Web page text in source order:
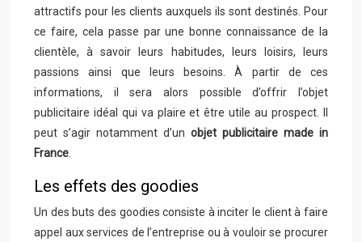
attractifs pour les clients auxquels ils sont destinés. Pour
ce faire, cela passe par une bonne connaissance de la
clientèle, à savoir leurs habitudes, leurs loisirs, leurs
passions ainsi que leurs besoins. À partir de ces
informations, il sera alors possible d’offrir l’objet
publicitaire idéal qui va plaire et être utile au prospect. Il
peut s’agir notamment d’un objet publicitaire made in
France
Les effets des goodies
Un des buts des goodies consiste à inciter le client à faire
appel aux services de l’entreprise ou à vouloir se procurer